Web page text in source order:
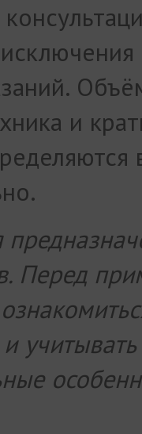
и
Перед
учитывать